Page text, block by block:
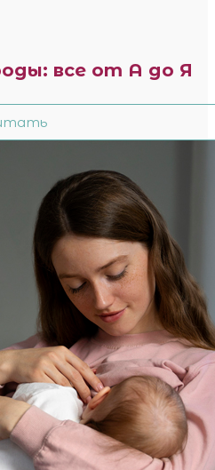
все от А до Я